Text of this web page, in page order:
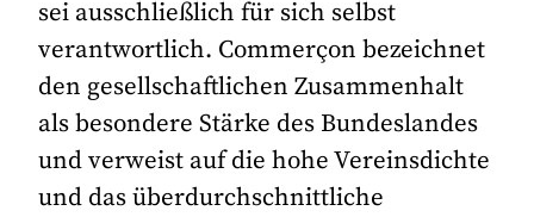
sei ausschließlich für sich selbst
verantwortlich. Commerçon bezeichnet
den gesellschaftlichen Zusammenhalt
als besondere Stärke des Bundeslandes
und verweist auf die hohe Vereinsdichte
und das überdurchschnittliche